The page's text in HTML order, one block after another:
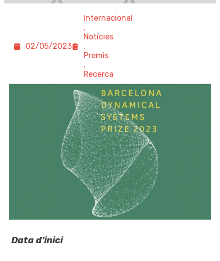
02/05/2023
Internacional
,
Notícies
,
Premis
,
Recerca
Data d’inici